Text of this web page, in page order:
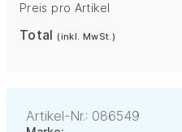
Preis pro Artikel
Total(inkl. MwSt.)
Artikel-Nr.: 086549